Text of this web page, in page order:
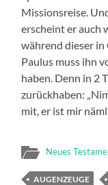
Missionsreise.
erscheint er auch
während dieser in
Paulus muss ihn
haben. Denn in 2
zurückhaben:
mit, er ist mir
Neues
AUGENZEUGE